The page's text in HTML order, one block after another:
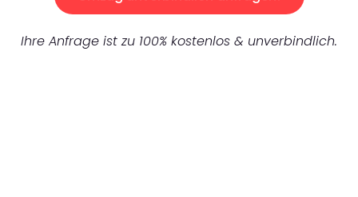
Ihre Anfrage ist zu 100% kostenlos & unverbindlich.